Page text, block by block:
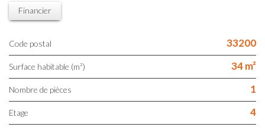
Financier
Code postal 33200
Surface habitable (m²) 34 m²
Nombre de pièces 1
Etage 4